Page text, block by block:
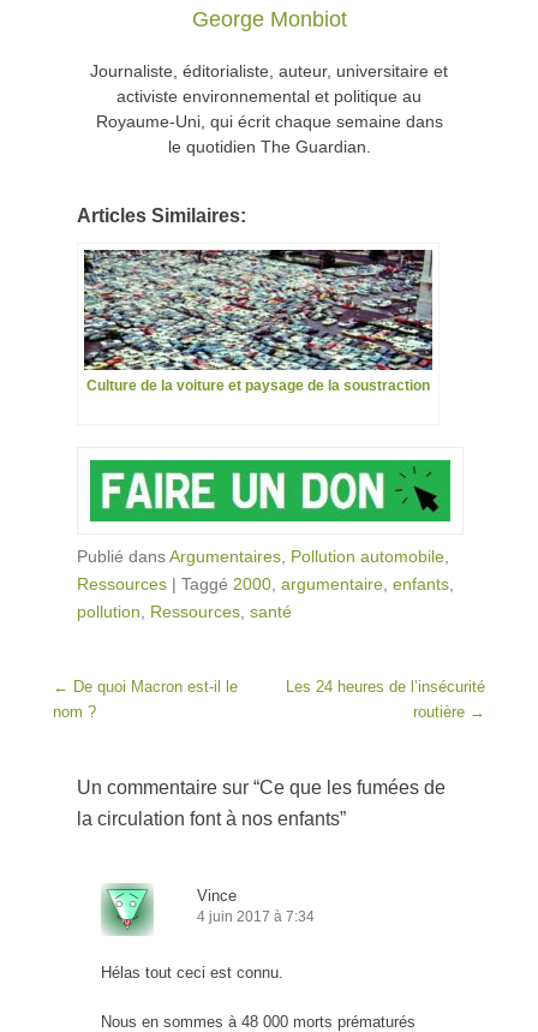
George Monbiot
Journaliste, éditorialiste, auteur, universitaire et
activiste environnemental et politique au
Royaume-Uni, qui écrit chaque semaine dans
le quotidien The Guardian.
Articles Similaires:
Culture de la voiture et paysage de la soustraction
Publié dansArgumentaires Pollution automobile
Ressources | Taggé 2000 argumentaire enfants
pollution
Ressources santé
Post navigation
← De quoi Macron est-il le
nom ?
Les 24 heures de l’insécurité
routière →
Un commentaire sur “Ce que les fumées de
la circulation font à nos enfants”
Vince
4 juin 2017 à 7:34
Hélas tout ceci est connu.
Nous en sommes à 48 000 morts prématurés